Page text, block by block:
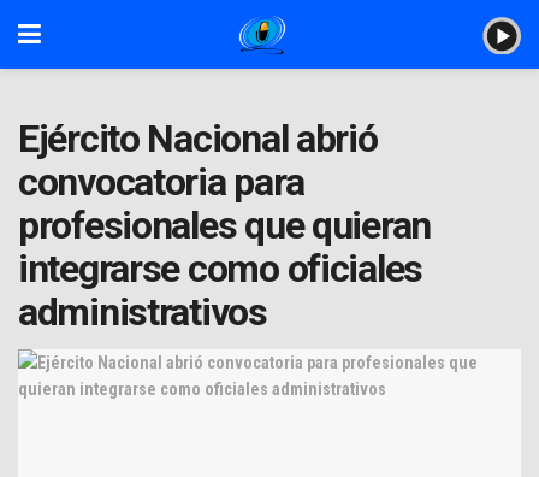
Ejército Nacional abrió
convocatoria para
profesionales que quieran
integrarse como oficiales
administrativos